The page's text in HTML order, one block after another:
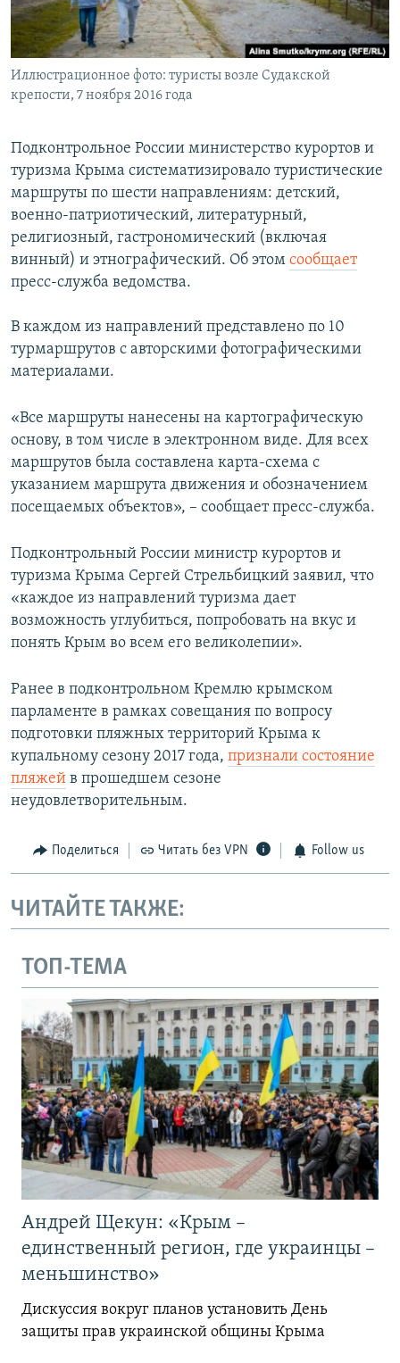
ПОБЕДИТЕЛЕЙ НЕ СУДЯТ?
КРЫМ.НЕПОКОРЕННЫЙ
ELIFBE
ПРИСОЕДИНЯЙТЕСЬ!
Иллюстрационное фото: туристы возле Судакской
крепости, 7 ноября 2016 года
Подконтрольное России министерство курортов и
туризма Крыма систематизировало туристические
маршруты по шести направлениям: детский,
военно-патриотический, литературный,
религиозный, гастрономический (включая
винный) и этнографический. Об этом сообщает
пресс-служба ведомства.
В каждом из направлений представлено по 10
турмаршрутов с авторскими фотографическими
материалами.
«Все маршруты нанесены на картографическую
основу, в том числе в электронном виде. Для всех
маршрутов была составлена карта-схема с
указанием маршрута движения и обозначением
посещаемых объектов», – сообщает пресс-служба.
Подконтрольный России министр курортов и
туризма Крыма Сергей Стрельбицкий заявил, что
«каждое из направлений туризма дает
возможность углубиться, попробовать на вкус и
понять Крым во всем его великолепии».
Ранее в подконтрольном Кремлю крымском
парламенте в рамках совещания по вопросу
подготовки пляжных территорий Крыма к
купальному сезону 2017 года, признали состояние
пляжей в прошедшем сезоне
неудовлетворительным.
Поделиться Читать без VPN Follow us
ЧИТАЙТЕ ТАКЖЕ:
ТОП-ТЕМА
Андрей Щекун: «Крым –
единственный регион, где украинцы –
меньшинство»
Дискуссия вокруг планов установить День
защиты прав украинской общины Крыма